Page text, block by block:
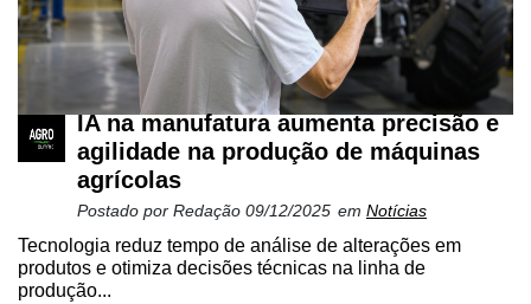
IA na manufatura aumenta precisão e
agilidade na produção de máquinas
agrícolas
Postado por Redação 09/12/2025 em Notícias
Tecnologia reduz tempo de análise de alterações em
produtos e otimiza decisões técnicas na linha de
produção...